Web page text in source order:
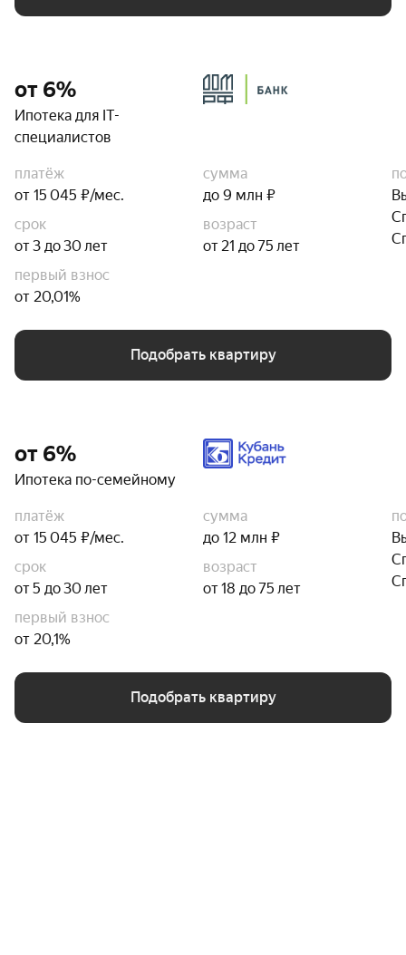
от 6%
Ипотека для IT-
специалистов
платёж
от 15 045 ₽/мес.
сумма
до 9 млн ₽
срок
от 3 до 30 лет
возраст
от 21 до 75 лет
первый взнос
от 20,01%
Подобрать квартиру
от 6%
Ипотека по-семейному
платёж
от 15 045 ₽/мес.
сумма
до 12 млн ₽
срок
от 5 до 30 лет
возраст
от 18 до 75 лет
первый взнос
от 20,1%
Подобрать квартиру